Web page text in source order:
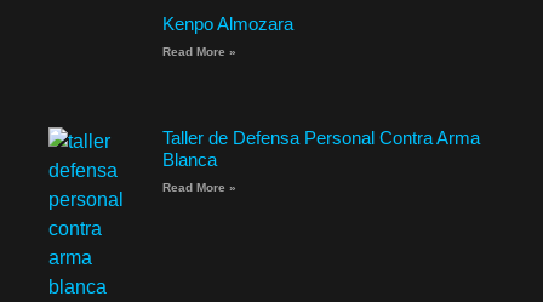
Kenpo Almozara
Read More »
Taller de Defensa Personal Contra Arma
Blanca
Read More »